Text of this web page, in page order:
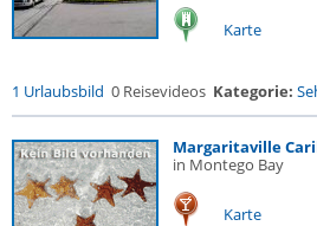
Karte
1 Urlaubsbild 0 Reisevideos Kategorie:
Margaritaville
in Montego Bay
Karte